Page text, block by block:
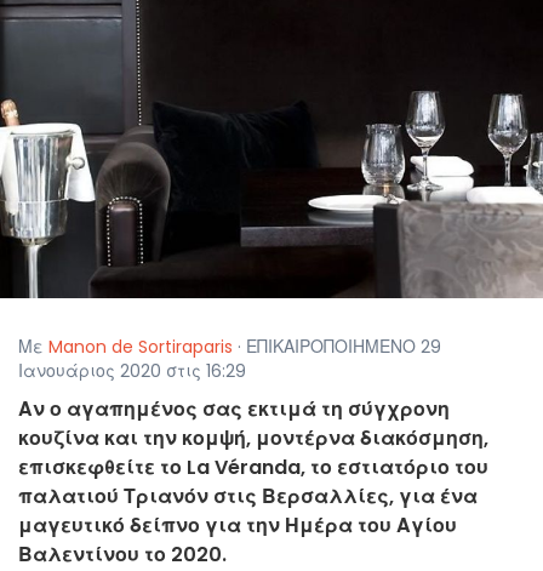
Με Manon de Sortiraparis · ΕΠΙΚΑΙΡΟΠΟΙΗΜΕΝΟ 29
Ιανουάριος 2020 στις 16:29
Αν ο αγαπημένος σας εκτιμά τη σύγχρονη
κουζίνα και την κομψή, μοντέρνα διακόσμηση,
επισκεφθείτε το La Véranda, το εστιατόριο του
παλατιού Τριανόν στις Βερσαλλίες, για ένα
μαγευτικό δείπνο για την Ημέρα του Αγίου
Βαλεντίνου το 2020.